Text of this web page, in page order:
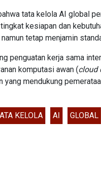
tata kelola AI global
kesiapan dan
tetap menjamin
penguatan kerja sama
komputasi awan (cloud
mendukung
KELOLA AI GLOBAL